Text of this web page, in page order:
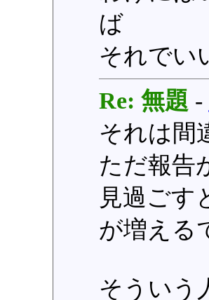
ば
それでい
Re: 無題 -
それは間
ただ報告
見過ごす
が増える
そういう